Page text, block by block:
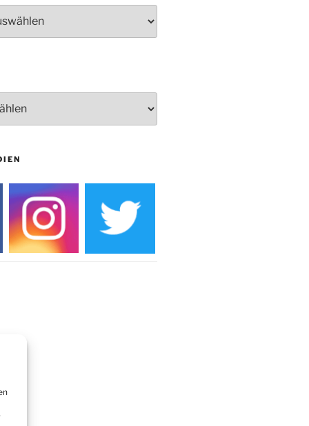
Burghaus
rund um die